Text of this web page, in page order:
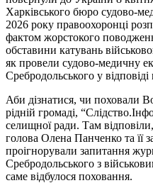
Харківського бюро судово-
2026 року правоохоронці
фактом жорстокого
обставини катувань
як провели судово-медичну
Сребродольського у
Аби дізнатися, чи поховали
рідній громаді,
селищної ради. Там
голова Олена Панченко та
проігнорували запитання
Сребродольського з
саме відбулося поховання.